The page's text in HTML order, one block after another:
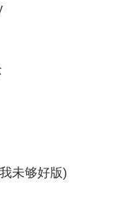
未够好版)